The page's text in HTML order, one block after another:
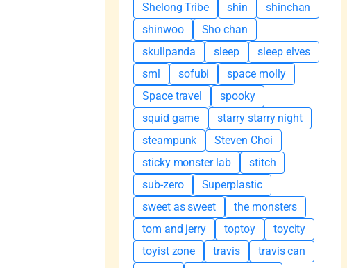
Shelong Tribe
shin
shinchan
shinwoo
Sho chan
skullpanda
sleep
sleep elves
sml
sofubi
space molly
Space travel
spooky
squid game
starry starry night
steampunk
Steven Choi
sticky monster lab
stitch
sub-zero
Superplastic
sweet as sweet
the monsters
tom and jerry
toptoy
toycity
toyist zone
travis
travis can